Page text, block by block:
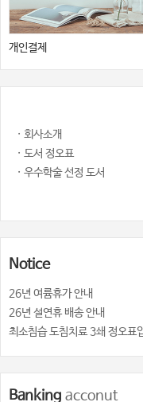
개인결제
· 회사소개
· 도서 정오표
· 우수학술 선정 도서
Notice
26년 여륨휴가 안내
26년 설연휴 배송 안내
최소침습 도침치료 3쇄 정오표
Banking acconut